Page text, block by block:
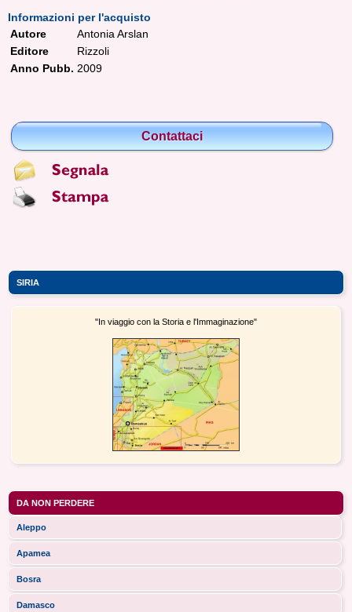
SIRIA
"In viaggio con la Storia e l'Immaginazione"
DA NON PERDERE
Aleppo
Apamea
Bosra
Damasco
Informazioni per l'acquisto
Autore
Antonia Arslan
Editore
Rizzoli
Anno Pubb. 2009
Contattaci